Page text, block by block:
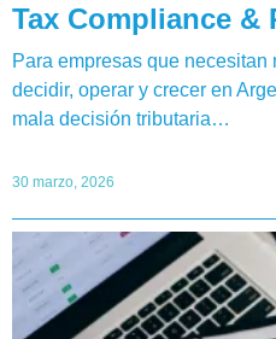
Tax Compliance &
Para empresas que
decidir, operar y crecer en
mala decisión tributaria…
30 marzo, 2026